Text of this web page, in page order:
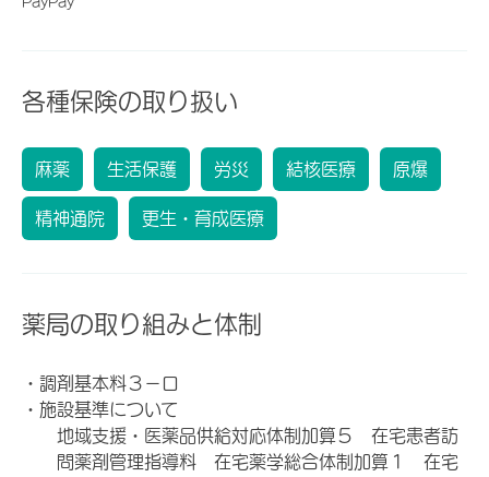
各種保険の取り扱い
麻薬 生活保護 労災 結核医療 原爆
精神通院 更生・育成医療
薬局の取り組みと体制
・調剤基本料３－ロ
・施設基準について
地域支援・医薬品供給対応体制加算５ 在宅患者訪
問薬剤管理指導料 在宅薬学総合体制加算１ 在宅